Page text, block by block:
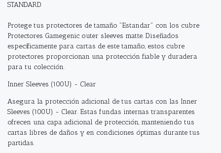
STANDARD
Protege tus protectores de tamaño "Estandar" con los cubre
Protectores Gamegenic outer sleeves matte. Diseñados
específicamente para cartas de este tamaño, estos cubre
protectores proporcionan una protección fiable y duradera
para tu colección.
Inner Sleeves (100U) - Clear
Asegura la protección adicional de tus cartas con las Inner
Sleeves (100U) - Clear. Estas fundas internas transparentes
ofrecen una capa adicional de protección, manteniendo tus
cartas libres de daños y en condiciones óptimas durante tus
partidas.